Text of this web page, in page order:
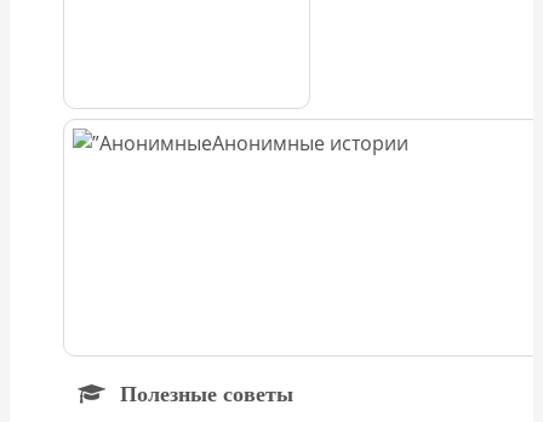
Анонимные истории
Полезные советы